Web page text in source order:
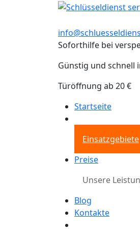
Soforthilfe bei
Günstig und schnell
Türöffnung ab 20 €
Startseite
Einsatzgebiete
Preise
Unsere
Blog
Kontakte